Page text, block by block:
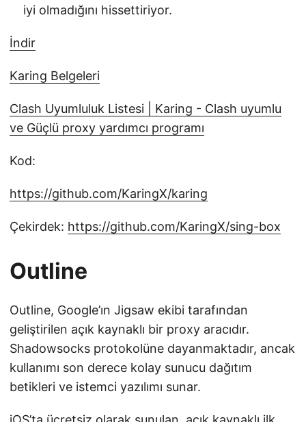
iyi olmadığını hissettiriyor.
İndir
Karing Belgeleri
Clash Uyumluluk Listesi | Karing - Clash uyumlu
ve Güçlü proxy yardımcı programı
Kod:
https://github.com/KaringX/karing
Çekirdek: https://github.com/KaringX/sing-box
Outline
Outline, Google’ın Jigsaw ekibi tarafından
geliştirilen açık kaynaklı bir proxy aracıdır.
Shadowsocks protokolüne dayanmaktadır, ancak
kullanımı son derece kolay sunucu dağıtım
betikleri ve istemci yazılımı sunar.